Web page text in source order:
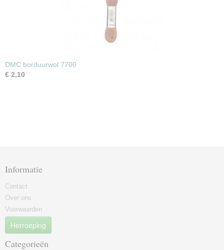
DMC borduurwol 7700
€ 2,10
Informatie
Contact
Over ons
Voorwaarden
Herroeping
Categorieën